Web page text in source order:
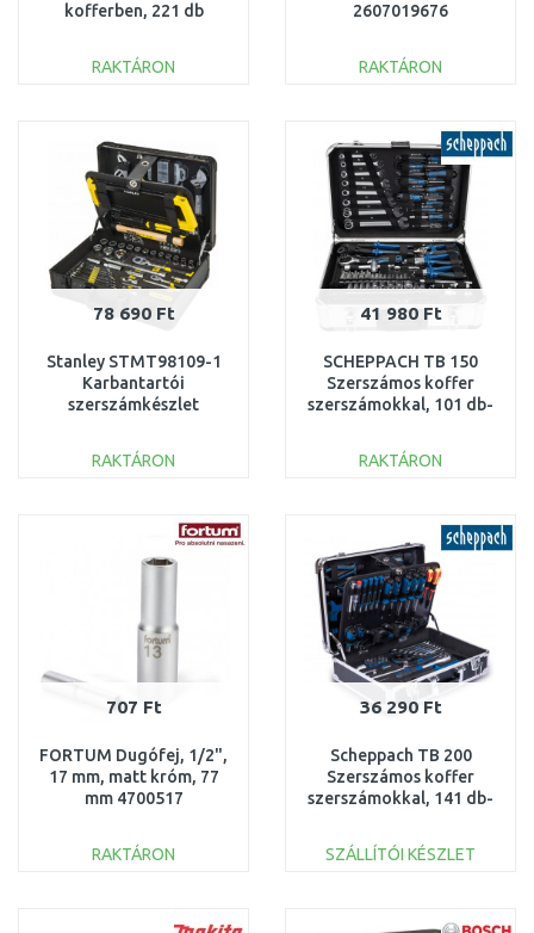
kofferben, 221 db
RAKTÁRON
Összehasonlítás
2607019676
RAKTÁRON
Összehasonlítás
78 690 Ft
Stanley STMT98109-1
Karbantartói
szerszámkészlet
RAKTÁRON
Összehasonlítás
41 980 Ft
SCHEPPACH TB 150
Szerszámos koffer
szerszámokkal, 101 db-
RAKTÁRON
Összehasonlítás
707 Ft
FORTUM Dugófej, 1/2",
17 mm, matt króm, 77
mm 4700517
RAKTÁRON
Összehasonlítás
36 290 Ft
Scheppach TB 200
Szerszámos koffer
szerszámokkal, 141 db-
SZÁLLÍTÓI KÉSZLET
Összehasonlítás